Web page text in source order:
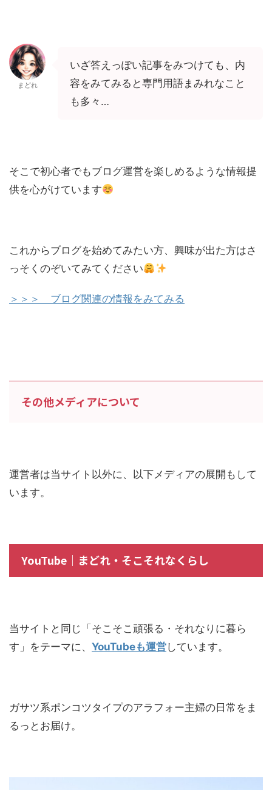
まどれ
いざ答えっぽい記事をみつけても、内
容をみてみると専門用語まみれなこと
も多々…
そこで初心者でもブログ運営を楽しめるような情報提
供を心がけています
これからブログを始めてみたい方、興味が出た方はさ
っそくのぞいてみてください
＞＞＞ ブログ関連の情報をみてみる
その他メディアについて
運営者は当サイト以外に、以下メディアの展開もして
います。
YouTube｜まどれ・そこそれなくらし
当サイトと同じ「そこそこ頑張る・それなりに暮ら
す」をテーマに、 YouTubeも運営しています。
ガサツ系ポンコツタイプのアラフォー主婦の日常をま
るっとお届け。